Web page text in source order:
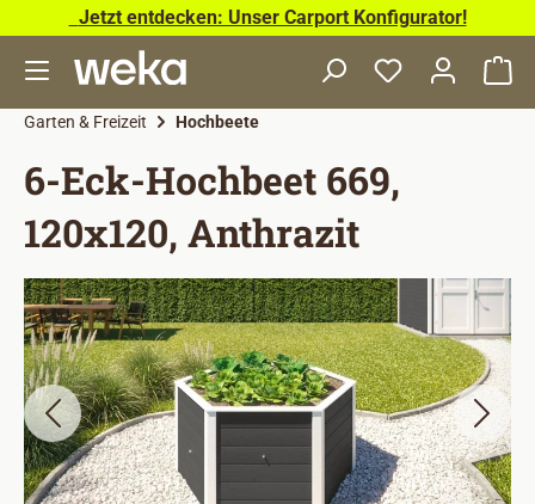
Zum Hauptinhalt springen
Jetzt entdecken: Unser Carport Konfigurator!
Garten & Freizeit Hochbeete
6-Eck-Hochbeet 669,
120x120, Anthrazit
Bildergalerie überspringen